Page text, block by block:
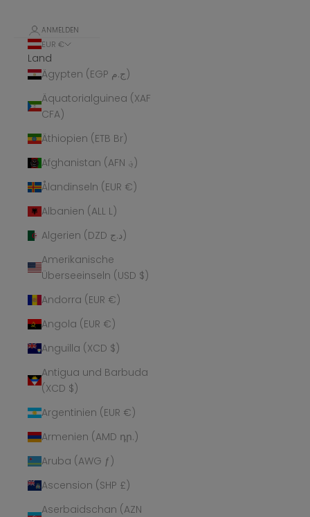
ANMELDEN
EUR €
Land
Ägypten (EGP ج.م)
Äquatorialguinea (XAF
CFA)
Äthiopien (ETB Br)
Afghanistan (AFN ؋)
Ålandinseln (EUR €)
Albanien (ALL L)
Algerien (DZD د.ج)
Amerikanische
Überseeinseln (USD $)
Andorra (EUR €)
Angola (EUR €)
Anguilla (XCD $)
Antigua und Barbuda
(XCD $)
Argentinien (EUR €)
Armenien (AMD դր.)
Aruba (AWG ƒ)
Ascension (SHP £)
Aserbaidschan (AZN